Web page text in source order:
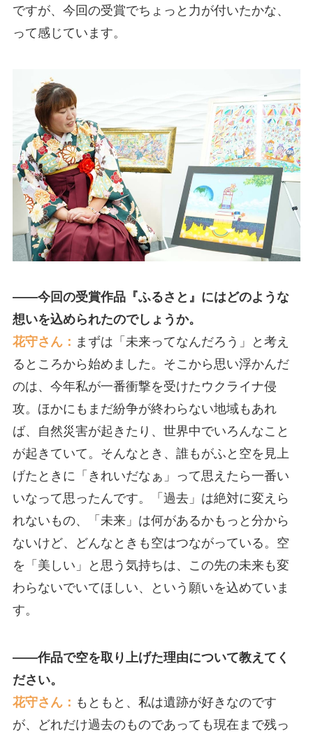
ですが、今回の受賞でちょっと力が付いたかな、
って感じています。
――今回の受賞作品『ふるさと』にはどのような
想いを込められたのでしょうか。
花守さん： まずは「未来ってなんだろう」と考え
るところから始めました。そこから思い浮かんだ
のは、今年私が一番衝撃を受けたウクライナ侵
攻。ほかにもまだ紛争が終わらない地域もあれ
ば、自然災害が起きたり、世界中でいろんなこと
が起きていて。そんなとき、誰もがふと空を見上
げたときに「きれいだなぁ」って思えたら一番い
いなって思ったんです。「過去」は絶対に変えら
れないもの、「未来」は何があるかもっと分から
ないけど、どんなときも空はつながっている。空
を「美しい」と思う気持ちは、この先の未来も変
わらないでいてほしい、という願いを込めていま
す。
――作品で空を取り上げた理由について教えてく
ださい。
花守さん： もともと、私は遺跡が好きなのです
が、どれだけ過去のものであっても現在まで残っ